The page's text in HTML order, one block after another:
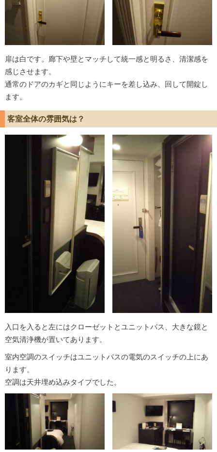
扉は白です。廊下や壁とマッチして統一感と明るさ、清潔感を
感じさせます。
通常のドアのカギと同じようにキーを差し込み、回して開錠し
ます。
客室全体の雰囲気は？
入口を入ると左にはクローゼットとユニットバス、大きな鏡と
空気清浄機が置いてあります。
室内空調のスイッチはユニットバスの電気のスイッチの上にあ
ります。
空調は天井埋め込みタイプでした。